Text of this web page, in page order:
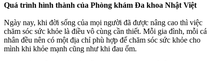
Quá trình hình thành của Phòng khám Đa khoa Nhật Việt
Ngày nay, khi đời sống của mọi người đã được nâng cao thì việc
chăm sóc sức khỏe là điều vô cùng cần thiết. Mỗi gia đình, mỗi cá
nhân đều nên có một địa chỉ phù hợp để chăm sóc sức khỏe cho
mình khi khỏe mạnh cũng như khi đau ốm.